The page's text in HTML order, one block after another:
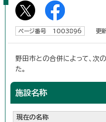
ページ番号 1003896 更
野田市との合併によって、次
た。
施設名称
現在の名称